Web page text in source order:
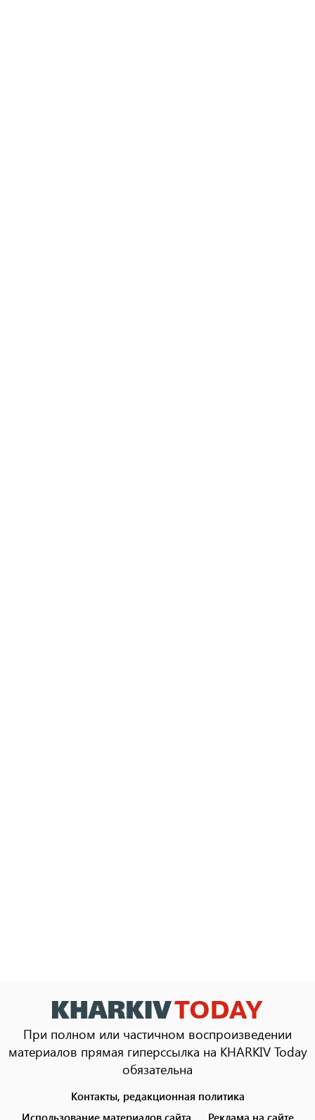
При полном или частичном воспроизведении
материалов прямая гиперссылка на KHARKIV Today
обязательна
Контакты, редакционная политика
Использование материалов сайта
Реклама на сайте